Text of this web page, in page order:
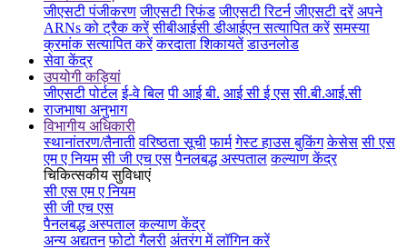
जीएसटी पंजीकरण जीएसटी रिफंड जीएसटी रिटर्न जीएसटी दरें अपने
ARNs को ट्रैक करें सीबीआईसी डीआईएन सत्यापित करें समस्या
क्रमांक सत्यापित करें करदाता शिकायतें डाउनलोड
सेवा केंद्र
उपयोगी कड़ियां
जीएसटी पोर्टल ई-वे बिल पी आई बी. आई सी ई एस सी.बी.आई.सी
राजभाषा अनुभाग
विभागीय अधिकारी
स्थानांतरण/तैनाती वरिष्ठता सूची फार्म गेस्ट हाउस बुकिंग केसेस सी एस
एम ए नियम सी जी एच एस पैनलबद्ध अस्पताल कल्याण केंद्र
चिकित्सकीय सुविधाएं
सी एस एम ए नियम
सी जी एच एस
पैनलबद्ध अस्पताल कल्याण केंद्र
अन्य अद्यतन फोटो गैलरी अंतरंग में लॉगिन करें